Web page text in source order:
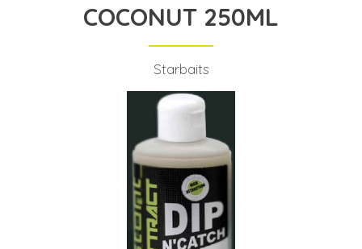
COCONUT 250ML
Starbaits